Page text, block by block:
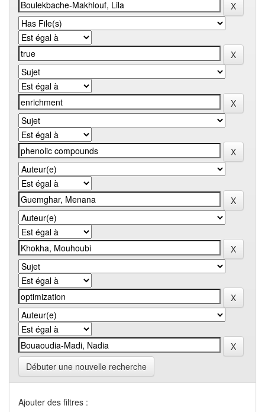
Débuter une nouvelle recherche
Ajouter des filtres :